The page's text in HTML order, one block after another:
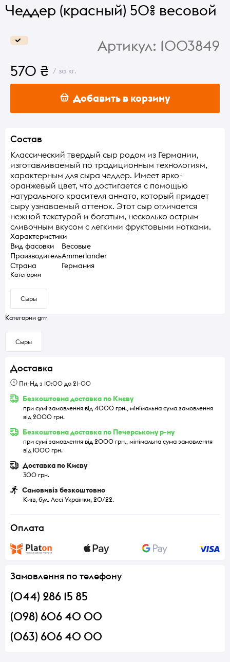
Чеддер (красный) 50% весовой
Артикул: 1003849
570 ₴ / за кг.
Добавить в корзину
Состав
Классический твердый сыр родом из Германии,
изготавливаемый по традиционным технологиям,
характерным для сыра чеддер. Имеет ярко-
оранжевый цвет, что достигается с помощью
натурального красителя аннато, который придает
сыру узнаваемый оттенок. Этот сыр отличается
нежной текстурой и богатым, несколько острым
сливочным вкусом с легкими фруктовыми нотками.
Характеристики
Вид фасовки
Весовые
ПроизводительAmmerlander
Страна
Германия
Категории
Сыры
Категории grrr
Сыры
Доставка
Пн-Нд з 10:00 до 21-00
Безкоштовна доставка по Києву
при сумі замовлення від 4000 грн., мінімальна сума замовлення
від 2000 грн.
Безкоштовна доставка по Печерському р-ну
при сумі замовлення від 2000 грн., мінімальна сума замовлення
від 1000 грн.
Доставка по Києву
300 грн.
Самовивіз безкоштовно
Київ, бул. Лесі Українки, 20/22.
Оплата
Замовлення по телефону
(044) 286 15 85
(098) 606 40 00
(063) 606 40 00